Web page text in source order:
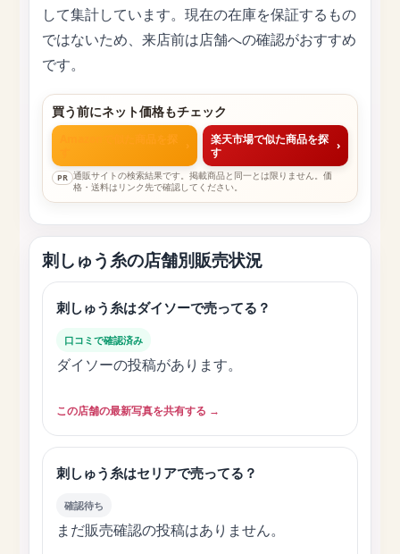
して集計しています。現在の在庫を保証するもの
ではないため、来店前は店舗への確認がおすすめ
です。
買う前にネット価格もチェック
›
楽天市場で似た商品を探
す
›
PR 通販サイトの検索結果です。掲載商品と同一とは限りません。価
格・送料はリンク先で確認してください。
刺しゅう糸の店舗別販売状況
刺しゅう糸はダイソーで売ってる？
口コミで確認済み
ダイソーの投稿があります。
この店舗の最新写真を共有する →
刺しゅう糸はセリアで売ってる？
確認待ち
まだ販売確認の投稿はありません。